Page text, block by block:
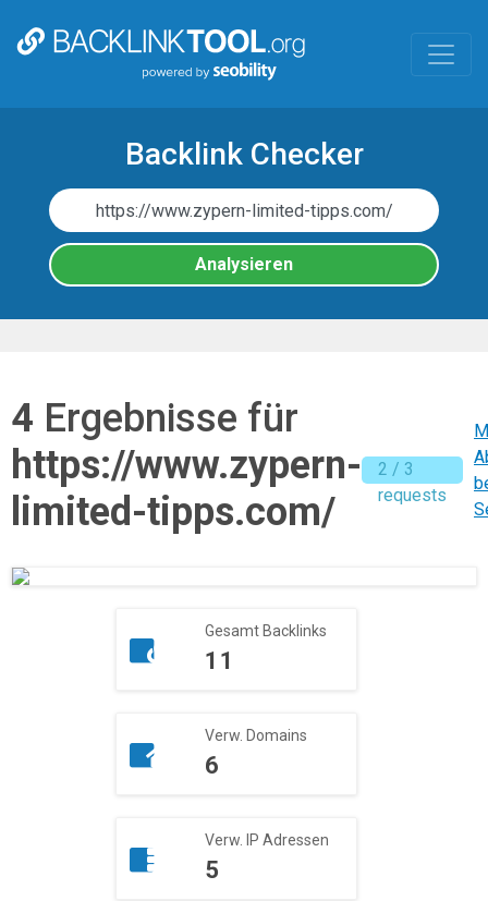
to
main
Backlink Checker
Analysieren
4 Ergebnisse für
https://www.zypern-
limited-tipps.com/
2 / 3
requests
Gesamt Backlinks
11
Verw. Domains
6
Verw. IP Adressen
5